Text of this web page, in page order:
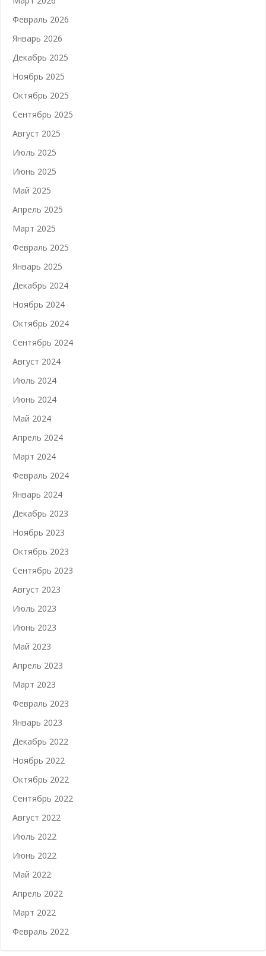
Февраль 2026
Январь 2026
Декабрь 2025
Ноябрь 2025
Октябрь 2025
Сентябрь 2025
Август 2025
Июль 2025
Июнь 2025
Май 2025
Апрель 2025
Март 2025
Февраль 2025
Январь 2025
Декабрь 2024
Ноябрь 2024
Октябрь 2024
Сентябрь 2024
Август 2024
Июль 2024
Июнь 2024
Май 2024
Апрель 2024
Март 2024
Февраль 2024
Январь 2024
Декабрь 2023
Ноябрь 2023
Октябрь 2023
Сентябрь 2023
Август 2023
Июль 2023
Июнь 2023
Май 2023
Апрель 2023
Март 2023
Февраль 2023
Январь 2023
Декабрь 2022
Ноябрь 2022
Октябрь 2022
Сентябрь 2022
Август 2022
Июль 2022
Июнь 2022
Май 2022
Апрель 2022
Март 2022
Февраль 2022